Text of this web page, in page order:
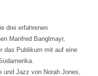
drei erfahrenen
Manfred Banglmayr,
das Publikum mit auf eine
und Jazz von Norah Jones,